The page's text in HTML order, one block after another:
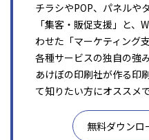
チラシやPOP、パネルや
「集客・販促支援」と
わせた「マーケティング
各種サービスの独自の強
あけぼの印刷社が作る印
て知りたい方にオススメで
無料ダウンロ